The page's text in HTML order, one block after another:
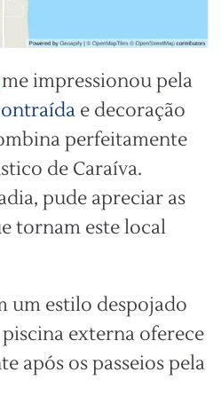
impressionou pela
e decoração
perfeitamente
de Caraíva.
pude apreciar as
tornam este local
um estilo despojado
externa oferece
após os passeios pela